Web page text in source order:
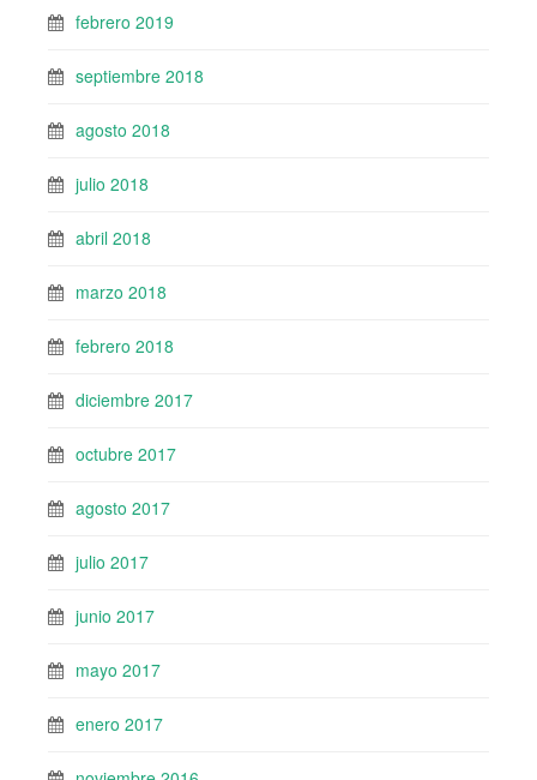
febrero 2019
septiembre 2018
agosto 2018
julio 2018
abril 2018
marzo 2018
febrero 2018
diciembre 2017
octubre 2017
agosto 2017
julio 2017
junio 2017
mayo 2017
enero 2017